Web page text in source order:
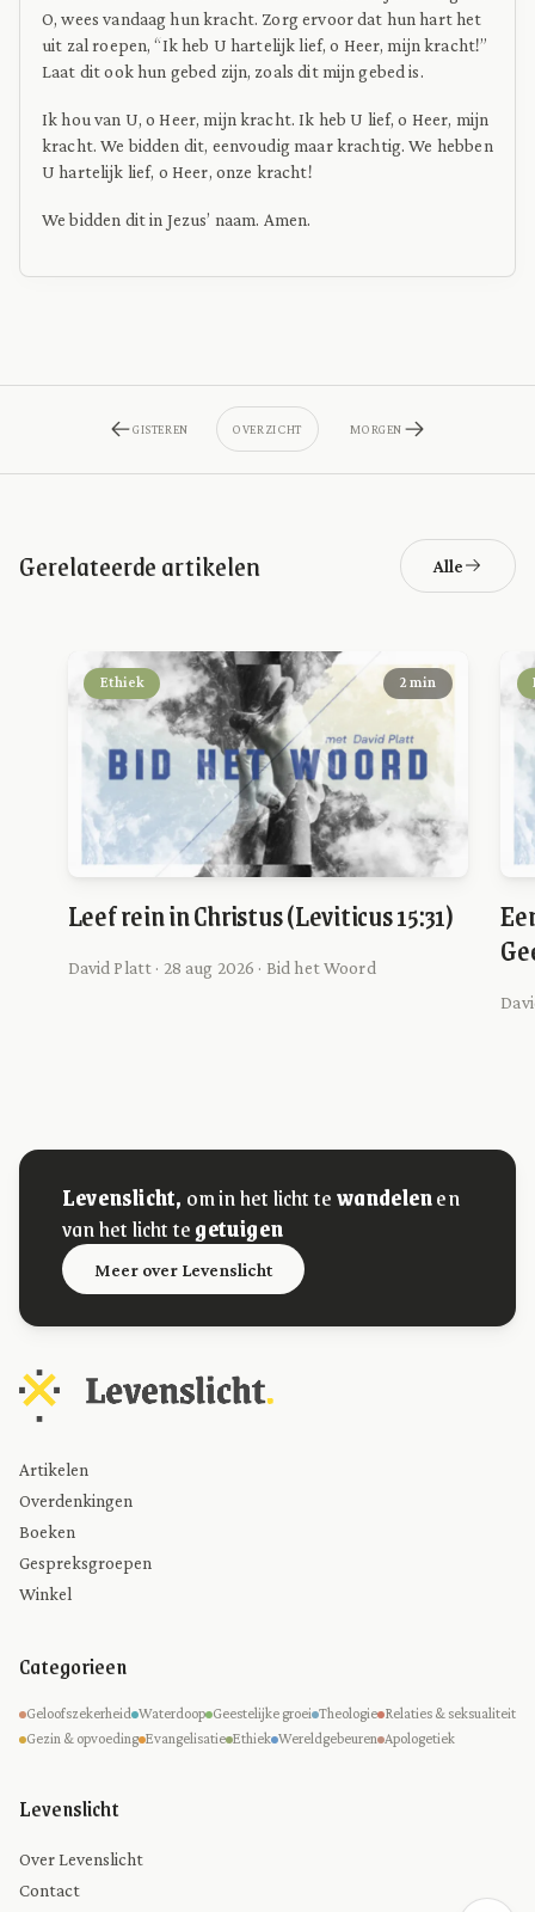
O, wees vandaag hun kracht. Zorg ervoor dat hun hart het
uit zal roepen, “Ik heb U hartelijk lief, o Heer, mijn kracht!”
Laat dit ook hun gebed zijn, zoals dit mijn gebed is.
Ik hou van U, o Heer, mijn kracht. Ik heb U lief, o Heer, mijn
kracht. We bidden dit, eenvoudig maar krachtig. We hebben
U hartelijk lief, o Heer, onze kracht!
We bidden dit in Jezus’ naam. Amen.
GISTEREN OVERZICHT MORGEN
Gerelateerde artikelen Alle
Ethiek 2 min
Leef rein in Christus (Leviticus 15:31)
David Platt · 28 aug 2026 · Bid het Woord
Levenslicht, om in het licht tewandelenen
van het licht tegetuigen
Meer over Levenslicht
Artikelen
Overdenkingen
Boeken
Gespreksgroepen
Winkel
Categorieen
Geloofszekerheid Waterdoop Geestelijke groei Theologie Relaties & seksualiteit
Gezin & opvoeding Evangelisatie Ethiek Wereldgebeuren Apologetiek
Levenslicht
Over Levenslicht
Contact